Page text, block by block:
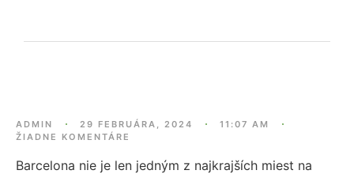
ADMIN 29 FEBRUÁRA, 2024
11:07 AM
ŽIADNE KOMENTÁRE
Barcelona nie je len jedným z najkrajších miest na